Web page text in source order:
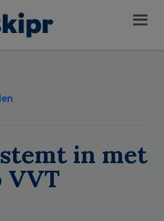
in met
VVT